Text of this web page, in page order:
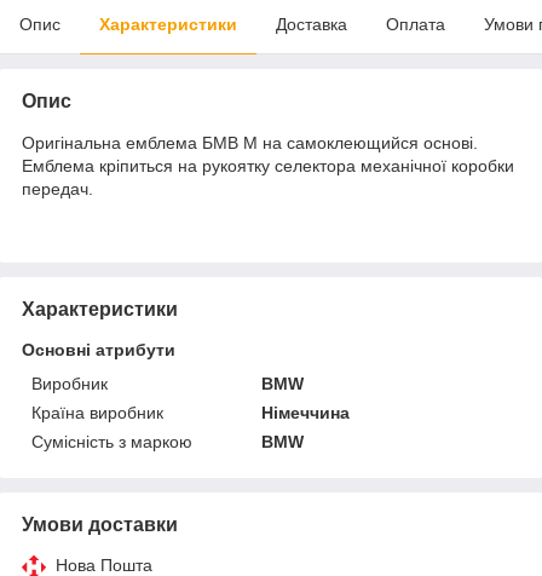
Опис Характеристики Доставка Оплата Умови
Опис
Оригінальна емблема БМВ M на самоклеющийся основі.
Емблема кріпиться на рукоятку селектора механічної коробки
передач.
Характеристики
Основні атрибути
Виробник
BMW
Країна виробник
Німеччина
Сумісність з маркою
BMW
Умови доставки
Нова Пошта